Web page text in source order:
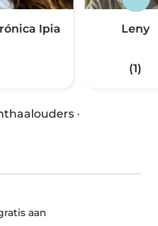
Ipia Leny
(1)
·
aan